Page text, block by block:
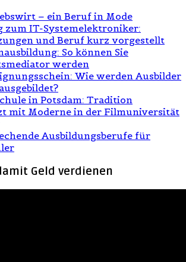
– ein Beruf in Mode
zum IT-Systemelektroniker:
und Beruf kurz vorgestellt
So können Sie
werden
Wie werden Ausbilder
in Potsdam: Tradition
mit Moderne in der Filmuniversität
Ausbildungsberufe für
Geld verdienen